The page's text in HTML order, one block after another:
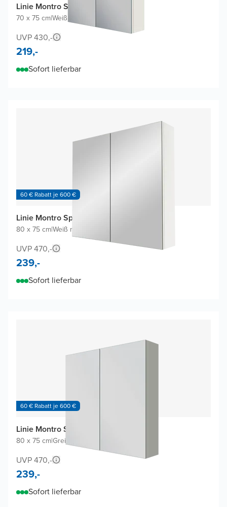
Linie Montro Spiegelschrank
70 x 75 cm|Weiß Glänzend
UVP 430,-
219,-
Sofort lieferbar
60 € Rabatt je 600 €
Linie Montro Spiegelschrank
80 x 75 cm|Weiß matt
UVP 470,-
239,-
Sofort lieferbar
60 € Rabatt je 600 €
Linie Montro Spiegelschrank
80 x 75 cm|Greige
UVP 470,-
239,-
Sofort lieferbar